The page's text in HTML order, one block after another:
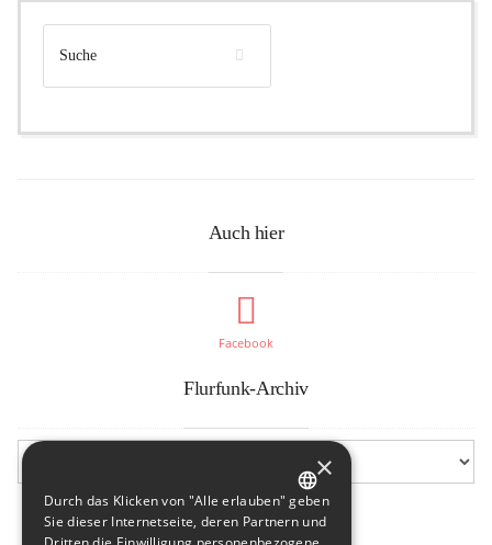
Auch hier
Facebook
Flurfunk-Archiv
GERMAN
×
Durch das Klicken von "Alle erlauben" geben
Sie dieser Internetseite, deren Partnern und